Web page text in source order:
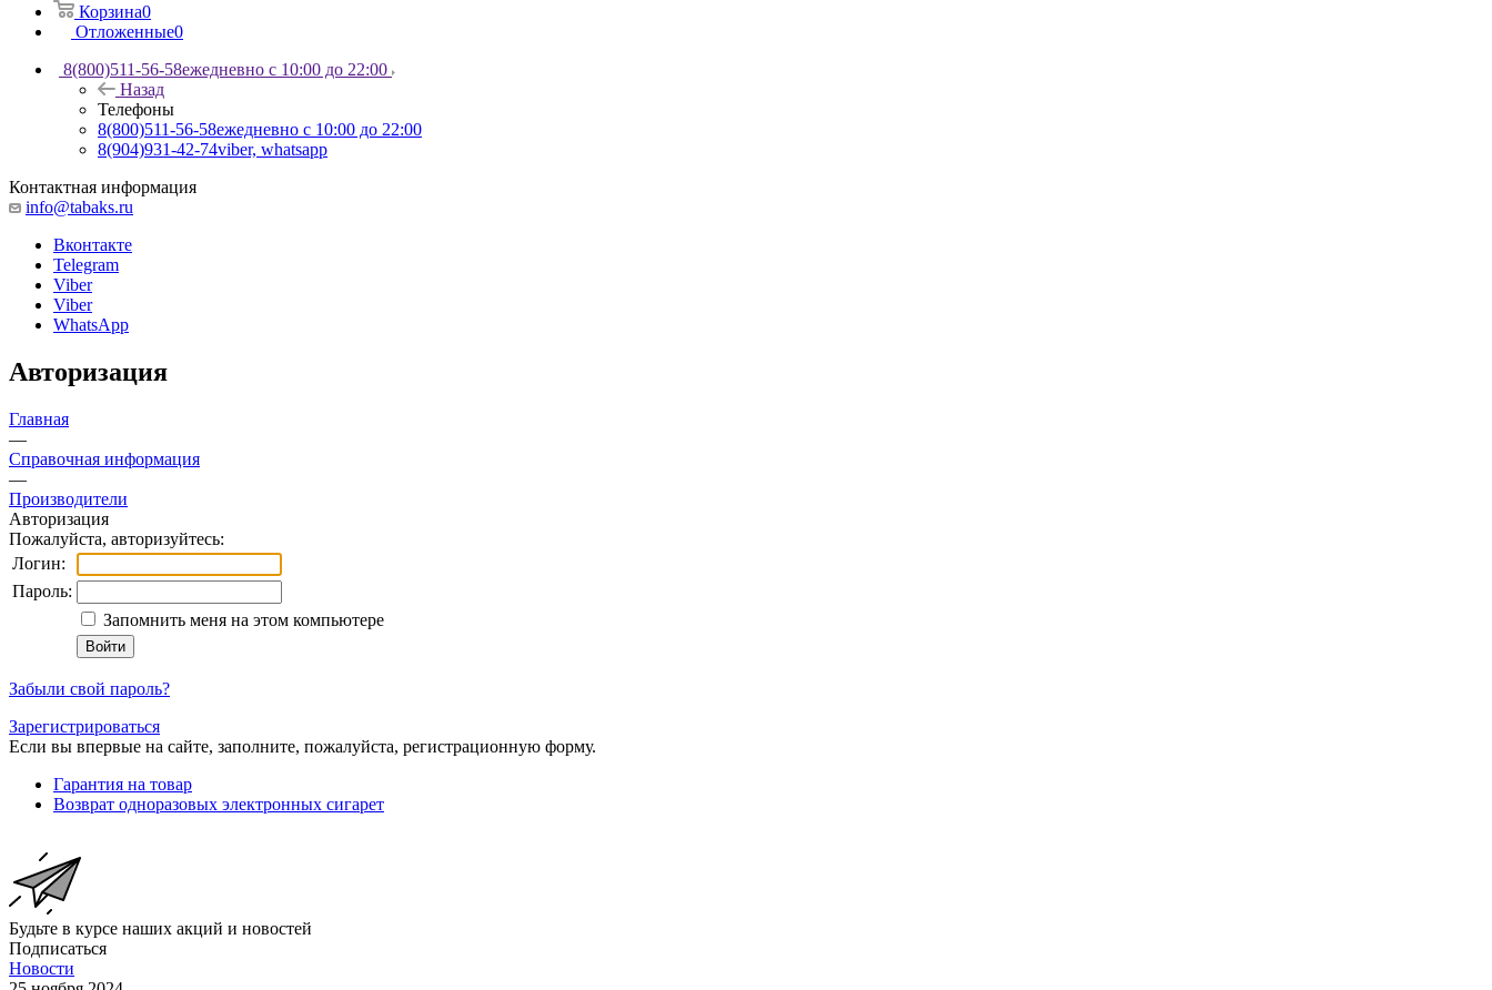
Корзина0
Отложенные0
8(800)511-56-58ежедневно с 10:00 до 22:00
Назад
Телефоны
8(800)511-56-58ежедневно с 10:00 до 22:00
8(904)931-42-74viber, whatsapp
Контактная информация
info@tabaks.ru
Вконтакте
Telegram
Viber
Viber
WhatsApp
Авторизация
Главная
—
Справочная информация
—
Производители
Авторизация
Пожалуйста, авторизуйтесь:
Логин:
Пароль:
Запомнить меня на этом компьютере
Забыли свой пароль?
Зарегистрироваться
Если вы впервые на сайте, заполните, пожалуйста, регистрационную форму.
Гарантия на товар
Возврат одноразовых электронных сигарет
Будьте в курсе наших акций и новостей
Подписаться
Новости